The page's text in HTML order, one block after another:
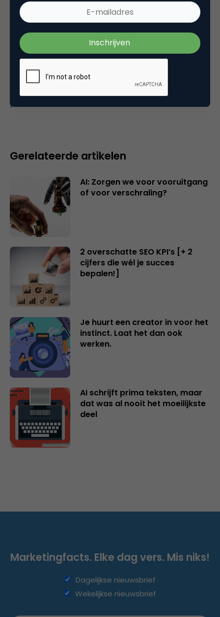
Plaats reactie
om een reactie te
plaatsen.
Gerelateerde artikelen
AI: Zorgen we voor vooruitgang
of voor verschraling?
2 overschatte SEO KPI’s [+ 2
cijfers die wél je succes
bepalen!]
Je huurt een creator in voor het
instinct. Laat het dan ook
werken.
AI schrijft prima teksten, maar
dat was al nooit het moeilijkste
deel
Marketingfacts. Elke dag vers. Mis niks!
Dagelijkse nieuwsbrief
Wekelijkse nieuwsbrief